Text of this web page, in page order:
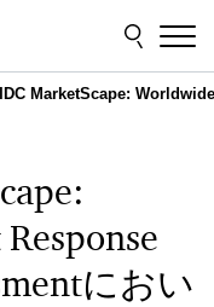
MarketScape:
におい